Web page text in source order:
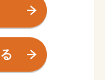
市です。
肉うどん・辛子
、黒毛和牛・ウ
豊富に揃えてい